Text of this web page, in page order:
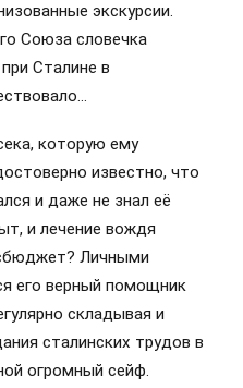
экскурсии.
Союза словечка
Сталине в
которую ему
известно, что
и даже не знал её
и лечение вождя
Личными
его верный помощник
складывая и
сталинских трудов в
огромный сейф.